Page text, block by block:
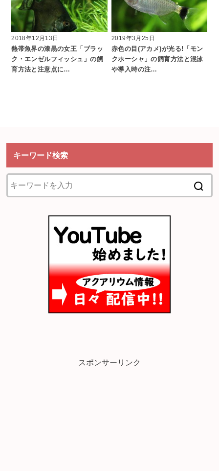
2018年12月13日
熱帯魚界の漆黒の女王「ブラッ
ク・エンゼルフィッシュ」の飼
育方法と注意点に…
2019年3月25日
赤色の目(アカメ)が光る!「モン
クホーシャ」の飼育方法と混泳
や導入時の注…
キーワード検索
スポンサーリンク